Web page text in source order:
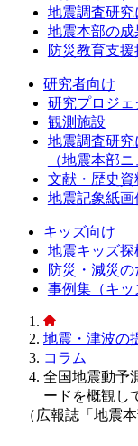
地震調査研
地震本部の成
防災教育支
研究者向け
研究プロジェ
観測施設
地震調査研究
（地震本部
文献・歴史資
地震記象紙
キッズ向け
地震キッズ探
防災・減災の
事例集（キッ
地震・津波の
コラム
全国地震動予
ードを概観し
（広報誌「地震